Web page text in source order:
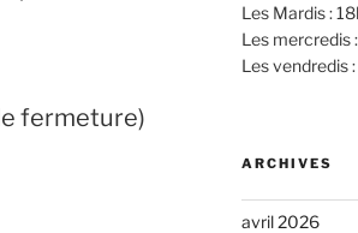
fermeture)
Les Mardis :
Les mercredis
Les vendredis
ARCHIVES
avril 2026